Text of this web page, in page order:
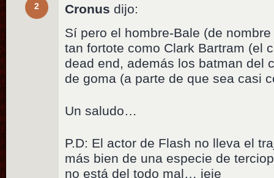
2 Cronus dijo:
Sí pero el hombre-Bale (de
tan fortote como Clark Bartram (el
dead end, además los batman del
de goma (a parte de que sea casi
Un saludo…
P.D: El actor de Flash no lleva el
más bien de una especie de
no está del todo mal… jeje